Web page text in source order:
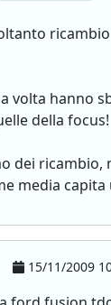
volta hanno
della focus!
dei ricambio,
media capita
15/11/2009